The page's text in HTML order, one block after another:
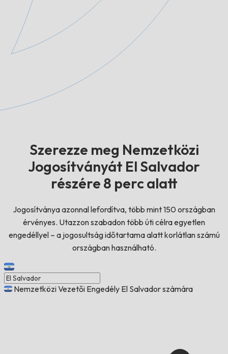
Szerezze meg Nemzetközi
Jogosítványát El Salvador
részére 8 perc alatt
Jogosítványa azonnal lefordítva, több mint 150 országban
érvényes. Utazzon szabadon több úti célra egyetlen
engedéllyel – a jogosultság időtartama alatt korlátlan számú
országban használható.
Nemzetközi Vezetői Engedély El Salvador számára